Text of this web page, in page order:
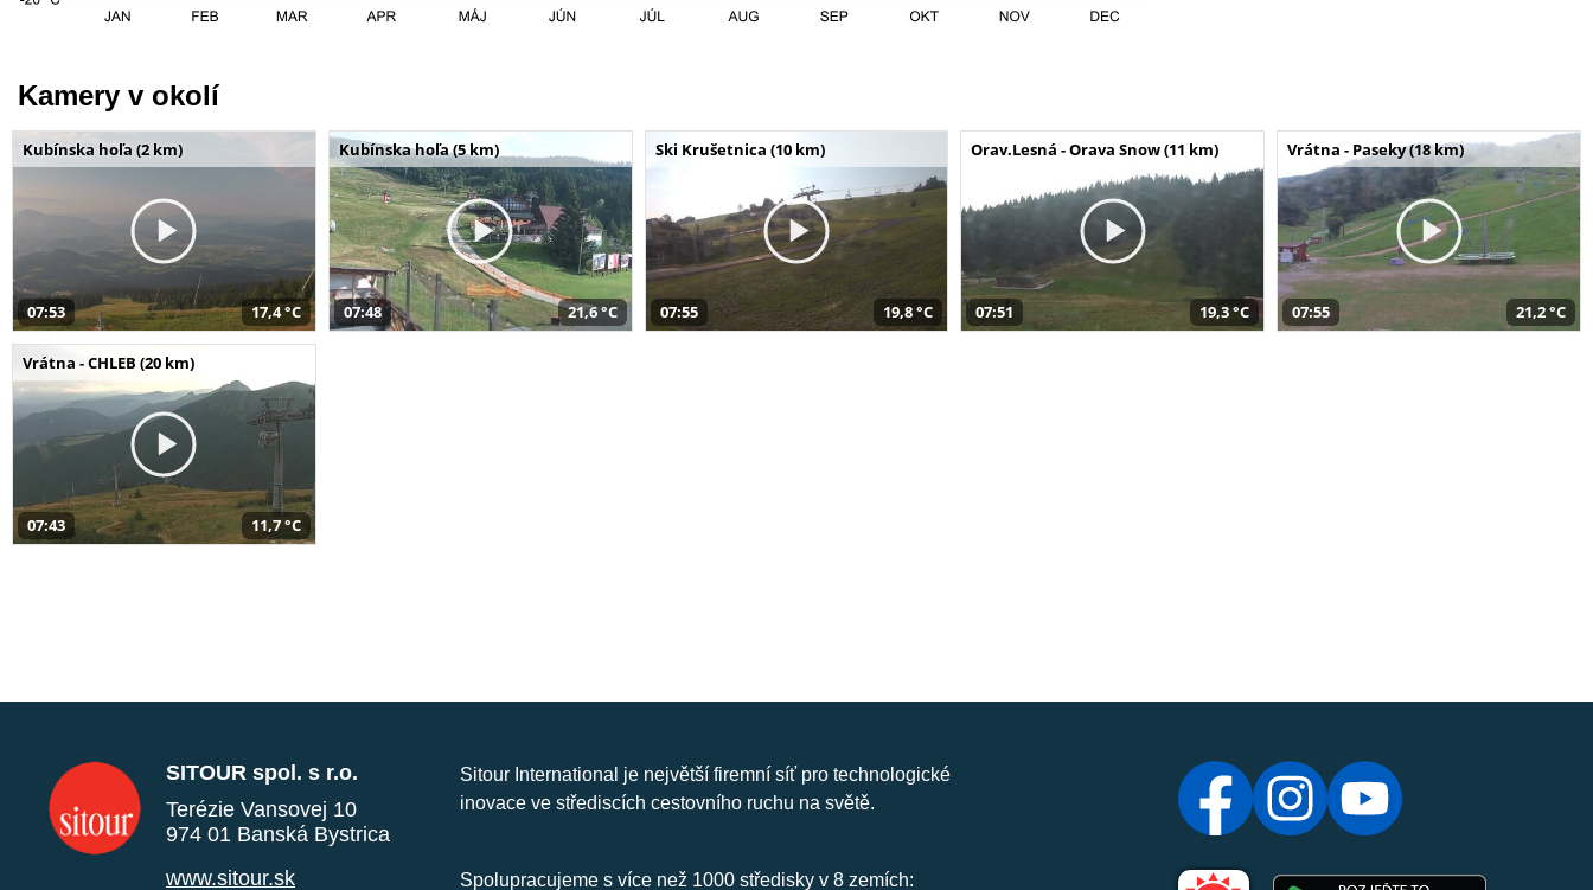
Kamery v okolí
Kubínska hoľa (2 km)
07:53 17,4 °C
Kubínska hoľa (5 km)
07:48 21,6 °C
Ski Krušetnica (10 km)
07:55 19,8 °C
Orav.Lesná - Orava Snow (11 km)
07:51 19,3 °C
Vrátna - Paseky (18 km)
07:55 21,2 °C
Vrátna - CHLEB (20 km)
07:43 11,7 °C
SITOUR spol. s r.o.
Terézie Vansovej 10
974 01 Banská Bystrica
www.sitour.sk
Sitour International je největší firemní síť pro technologické
inovace ve střediscích cestovního ruchu na světě.
Spolupracujeme s více než 1000 středisky v 8 zemích: